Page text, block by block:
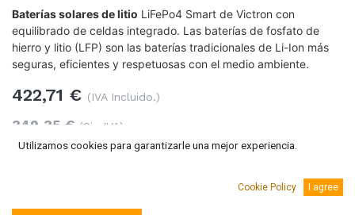
Baterías solares de litio LiFePo4 Smart de Victron con
equilibrado de celdas integrado. Las baterías de fosfato de
hierro y litio (LFP) son las baterías tradicionales de Li-Ion más
seguras, eficientes y respetuosas con el medio ambiente.
422,71 € (IVA Incluido.)
349,35 € (Sin IVA)
Utilizamos cookies para garantizarle una mejor experiencia.
Cookie Policy I agree